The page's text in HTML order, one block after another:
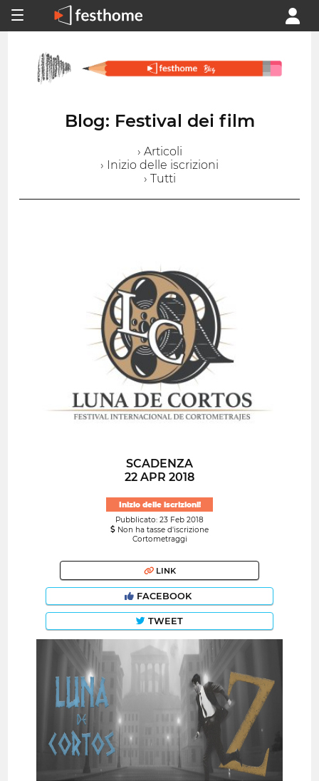
Blog: Festival dei film
› Articoli
› Inizio delle iscrizioni
› Tutti
SCADENZA
22 APR 2018
Inizio delle iscrizioni!
Pubblicato: 23 Feb 2018
Non ha tasse d'iscrizione
Cortometraggi
LINK
FACEBOOK
TWEET